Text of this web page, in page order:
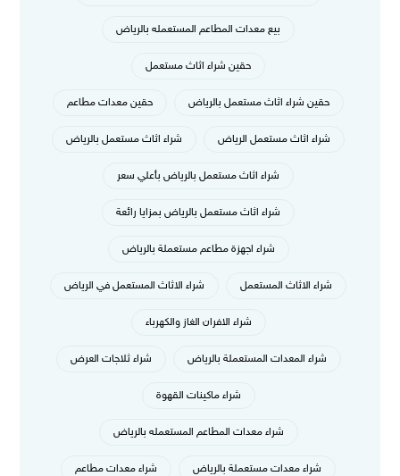
بيع معدات المطاعم المستعمله بالرياض
حقين شراء اثاث مستعمل
حقين شراء اثاث مستعمل بالرياض حقين معدات مطاعم
شراء اثاث مستعمل الرياض شراء اثاث مستعمل بالرياض
شراء اثاث مستعمل بالرياض بأعلي سعر
شراء اثاث مستعمل بالرياض بمزايا رائعة
شراء اجهزة مطاعم مستعملة بالرياض
شراء الاثاث المستعمل شراء الاثاث المستعمل في الرياض
شراء الافران الغاز والكهرباء
شراء المعدات المستعملة بالرياض شراء ثلاجات العرض
شراء ماكينات القهوة
شراء معدات المطاعم المستعمله بالرياض
شراء معدات مستعملة بالرياض شراء معدات مطاعم